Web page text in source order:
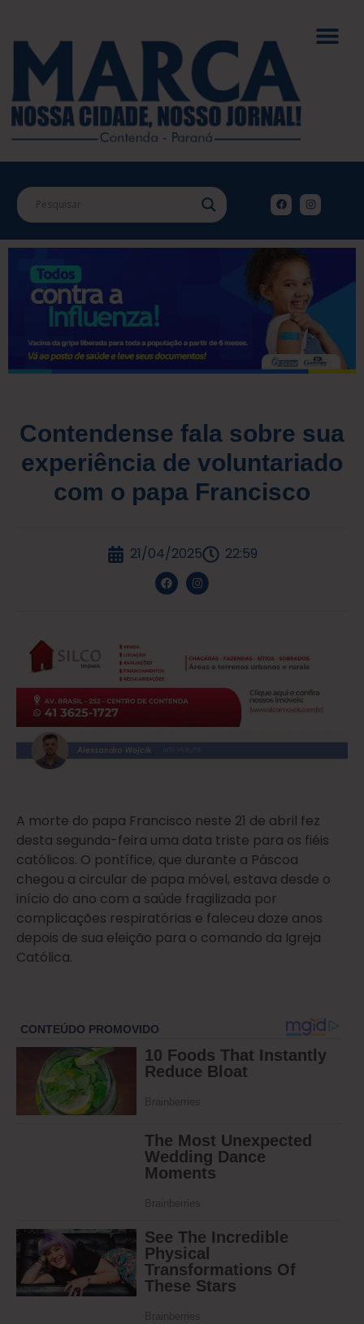
Contendense fala sobre sua
experiência de voluntariado
com o papa Francisco
21/04/2025 22:59
A morte do papa Francisco neste 21 de abril fez
desta segunda-feira uma data triste para os fiéis
católicos. O pontífice, que durante a Páscoa
chegou a circular de papa móvel, estava desde o
início do ano com a saúde fragilizada por
complicações respiratórias e faleceu doze anos
depois de sua eleição para o comando da Igreja
Católica.